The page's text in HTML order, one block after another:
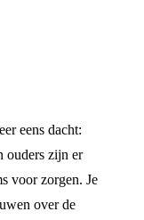
eens dacht:
ouders zijn er
voor zorgen. Je
over de